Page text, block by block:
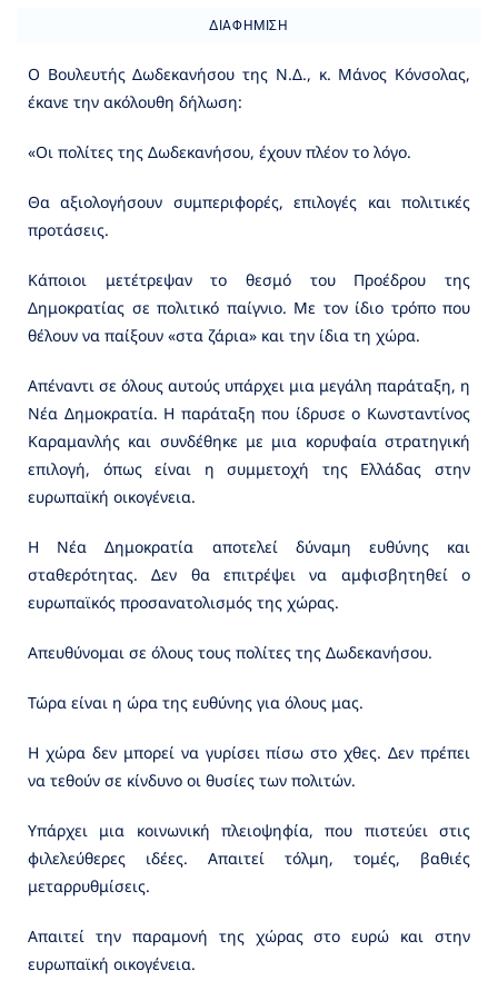
ΔΙΑΦΉΜΙΣΗ
Ο Βουλευτής Δωδεκανήσου της Ν.Δ., κ. Μάνος Κόνσολας,
έκανε την ακόλουθη δήλωση:
«Οι πολίτες της Δωδεκανήσου, έχουν πλέον το λόγο.
Θα αξιολογήσουν συμπεριφορές, επιλογές και πολιτικές
προτάσεις.
Κάποιοι μετέτρεψαν το θεσμό του Προέδρου της
Δημοκρατίας σε πολιτικό παίγνιο. Με τον ίδιο τρόπο που
θέλουν να παίξουν «στα ζάρια» και την ίδια τη χώρα.
Απέναντι σε όλους αυτούς υπάρχει μια μεγάλη παράταξη, η
Νέα Δημοκρατία. Η παράταξη που ίδρυσε ο Κωνσταντίνος
Καραμανλής και συνδέθηκε με μια κορυφαία στρατηγική
επιλογή, όπως είναι η συμμετοχή της Ελλάδας στην
ευρωπαϊκή οικογένεια.
Η Νέα Δημοκρατία αποτελεί δύναμη ευθύνης και
σταθερότητας. Δεν θα επιτρέψει να αμφισβητηθεί ο
ευρωπαϊκός προσανατολισμός της χώρας.
Απευθύνομαι σε όλους τους πολίτες της Δωδεκανήσου.
Τώρα είναι η ώρα της ευθύνης για όλους μας.
Η χώρα δεν μπορεί να γυρίσει πίσω στο χθες. Δεν πρέπει
να τεθούν σε κίνδυνο οι θυσίες των πολιτών.
Υπάρχει μια κοινωνική πλειοψηφία, που πιστεύει στις
φιλελεύθερες ιδέες. Απαιτεί τόλμη, τομές, βαθιές
μεταρρυθμίσεις.
Απαιτεί την παραμονή της χώρας στο ευρώ και στην
ευρωπαϊκή οικογένεια.